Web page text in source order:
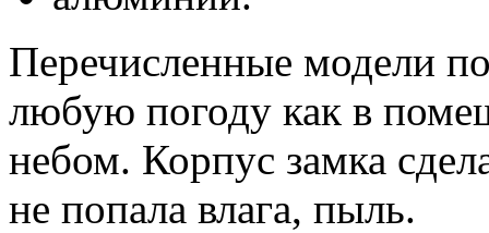
Перечисленные модели
любую погоду как в
небом. Корпус замка
не попала влага, пыль.